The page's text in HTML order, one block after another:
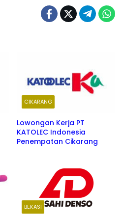
CIKARANG
Lowongan Kerja PT
KATOLEC Indonesia
Penempatan Cikarang
BEKASI